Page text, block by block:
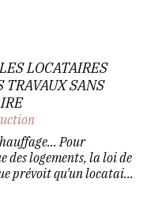
LOCATAIRES
SANS
Pour
des logements, la loi de
prévoit qu'un locatai...